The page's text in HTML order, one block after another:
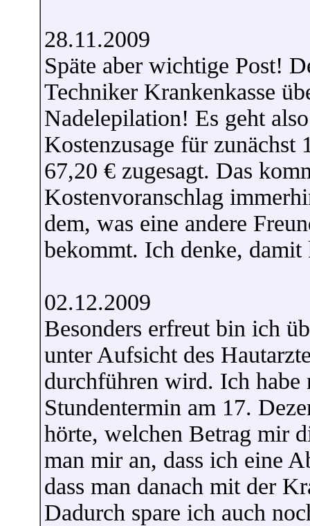
28.11.2009
Späte aber wichtige Post!
Techniker Krankenkasse
Nadelepilation! Es geht
Kostenzusage für
67,20 € zugesagt. Das
Kostenvoranschlag
dem, was eine andere
bekommt. Ich denke, damit
02.12.2009
Besonders erfreut bin ich
unter Aufsicht des
durchführen wird. Ich habe
Stundentermin am 17.
hörte, welchen Betrag mir
man mir an, dass ich eine
dass man danach mit der
Dadurch spare ich auch